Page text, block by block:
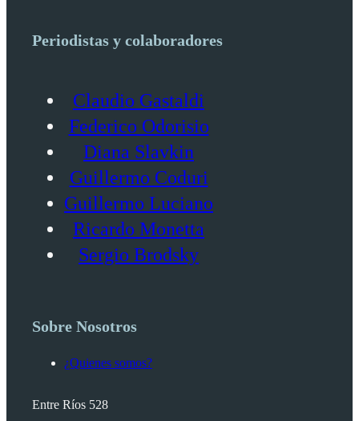
Periodistas y colaboradores
Claudio Gastaldi
Federico Odorisio
Diana Slavkin
Guillermo Coduri
Guillermo Luciano
Ricardo Monetta
Sergio Brodsky
Sobre Nosotros
¿Quienes somos?
Entre Ríos 528